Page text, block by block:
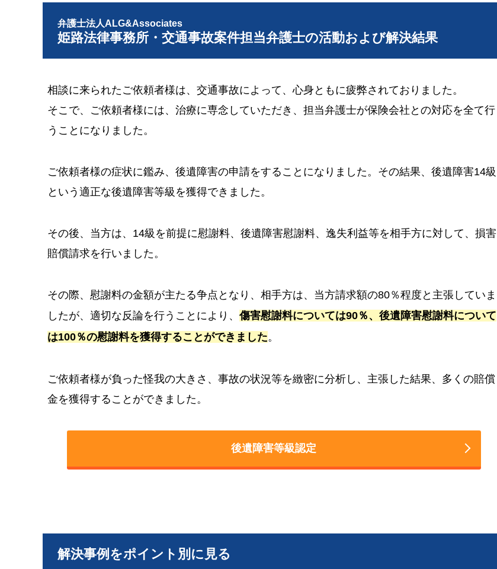
弁護士法人ALG&Associates
姫路法律事務所・交通事故案件担当弁護士の活動および解決結果
相談に来られたご依頼者様は、交通事故によって、心身ともに疲弊されておりました。
そこで、ご依頼者様には、治療に専念していただき、担当弁護士が保険会社との対応を全て行
うことになりました。
ご依頼者様の症状に鑑み、後遺障害の申請をすることになりました。その結果、後遺障害14級
という適正な後遺障害等級を獲得できました。
その後、当方は、14級を前提に慰謝料、後遺障害慰謝料、逸失利益等を相手方に対して、損害
賠償請求を行いました。
その際、慰謝料の金額が主たる争点となり、相手方は、当方請求額の80％程度と主張していま
したが、適切な反論を行うことにより、傷害慰謝料については90％、後遺障害慰謝料について
は100％の慰謝料を獲得することができました。
ご依頼者様が負った怪我の大きさ、事故の状況等を緻密に分析し、主張した結果、多くの賠償
金を獲得することができました。
後遺障害等級認定
解決事例をポイント別に見る